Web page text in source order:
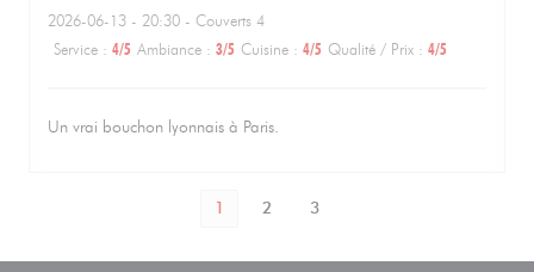
2026-06-13 - 20:30 - Couverts 4
Service : 4/5 Ambiance : 3/5 Cuisine : 4/5 Qualité / Prix : 4/5
Un vrai bouchon lyonnais à Paris.
1 2 3